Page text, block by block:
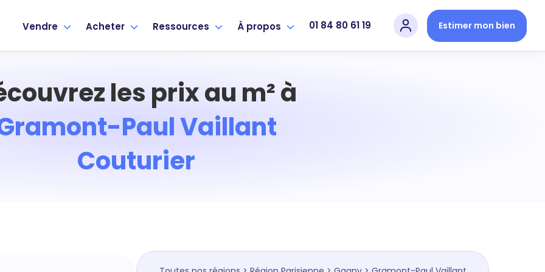
Vendre Acheter Ressources À propos 01 84 80 61 19 Estimer mon bien
les prix au m² à
Paul Vaillant
Couturier